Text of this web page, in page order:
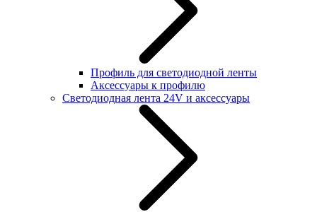
Профиль для светодиодной ленты
Аксессуары к профилю
Светодиодная лента 24V и аксессуары